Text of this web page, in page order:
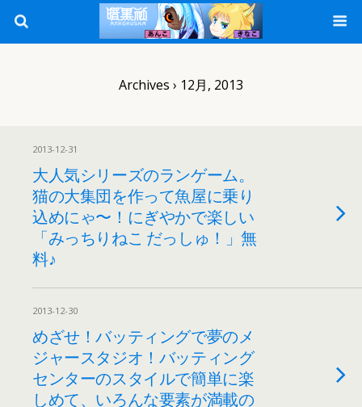
Archives › 12月, 2013
2013-12-31
大人気シリーズのランゲーム。
猫の大集団を作って魚屋に乗り
込めにゃ〜！にぎやかで楽しい
「みっちりねこ だっしゅ！」無
料♪
2013-12-30
めざせ！バッティングで夢のメ
ジャースタジオ！バッティング
センターのスタイルで簡単に楽
しめて、いろんな要素が満載の